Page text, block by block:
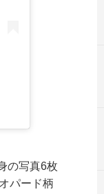
の写真6枚
パード柄